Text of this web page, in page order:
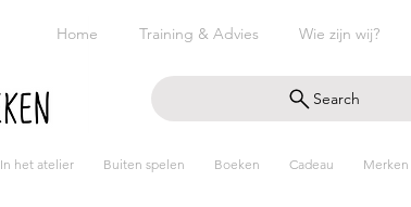
Home Training & Advies Wie zijn wij?
Search
In het atelier Buiten spelen Boeken Cadeau Merken